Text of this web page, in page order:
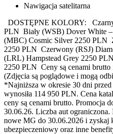
Nawigacja satelitarna
DOSTĘPNE KOLORY:
PLN Biały (WSB) Dover White
(MBC) Cosmic Silver 2250 PLN
2250 PLN Czerwony (RSJ)
(LRL) Hampstead Grey 2250
2250 PLN Ceny są cenami
(Zdjęcia są poglądowe i mogą
*Najniższa w okresie 30 dni
wynosiła 114 950 PLN. Cena
ceny są cenami brutto. Promocja
30.06.26. Liczba aut
nowe MG do 30.06.2026 i zyskaj
ubezpieczeniowy oraz inne